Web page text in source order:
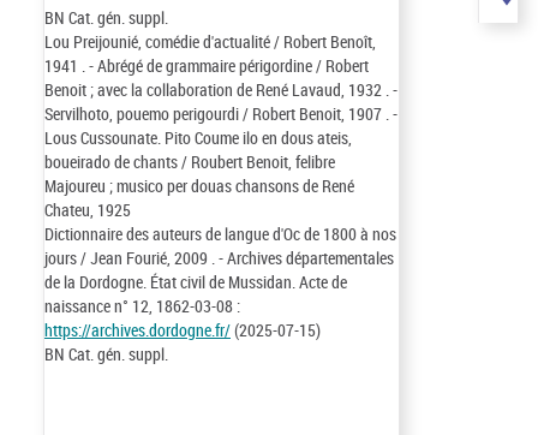
BN Cat. gén. suppl.
Lou Preijounié, comédie d'actualité / Robert Benoît,
1941 . - Abrégé de grammaire périgordine / Robert
Benoit ; avec la collaboration de René Lavaud, 1932 . -
Servilhoto, pouemo perigourdi / Robert Benoit, 1907 . -
Lous Cussounate. Pito Coume ilo en dous ateis,
boueirado de chants / Roubert Benoit, felibre
Majoureu ; musico per douas chansons de René
Chateu, 1925
Dictionnaire des auteurs de langue d'Oc de 1800 à nos
jours / Jean Fourié, 2009 . - Archives départementales
de la Dordogne. État civil de Mussidan. Acte de
naissance n° 12, 1862-03-08 :
https://archives.dordogne.fr/(2025-07-15)
BN Cat. gén. suppl.